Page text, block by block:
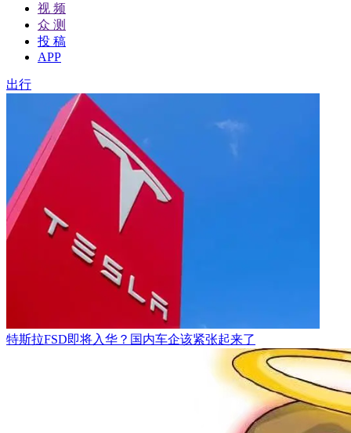
视 频
众 测
投 稿
APP
出行
特斯拉FSD即将入华？国内车企该紧张起来了